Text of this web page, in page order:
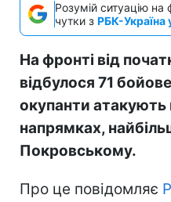
Розумій ситуацію на
чутки з РБК-Україна
На фронті від
відбулося 71
окупанти атакують
напрямках,
Покровському.
Про це повідомляє